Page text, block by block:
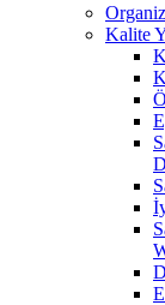
Kalite